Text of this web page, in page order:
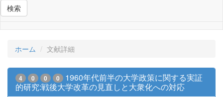
検索
ホーム 文献詳細
4 0 0 0
1960年代前半の大学政策に関する実証
的研究:戦後大学改革の見直しと大衆化への対応